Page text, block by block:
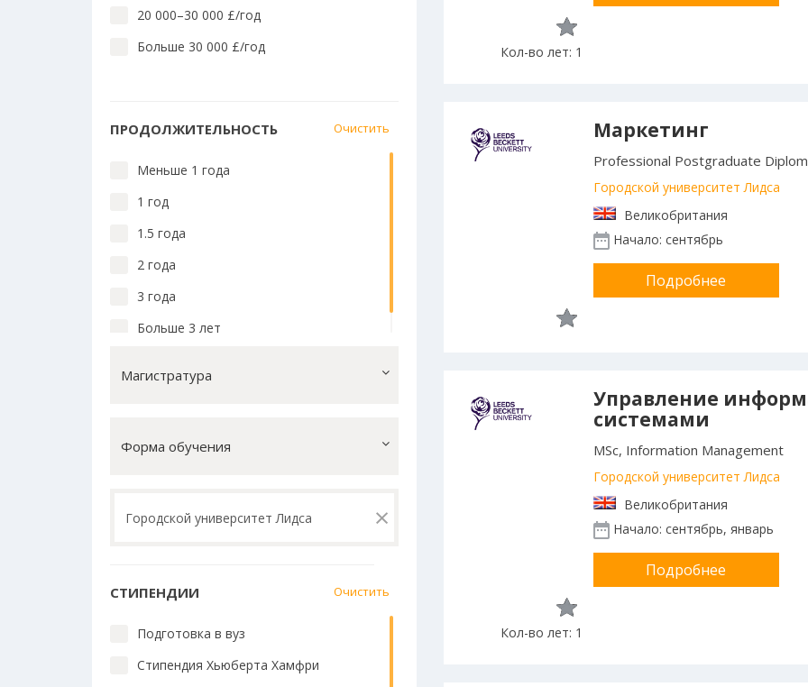
20 000–30 000 £/год
Больше 30 000 £/год
ПРОДОЛЖИТЕЛЬНОСТЬ Очистить
Меньше 1 года
1 год
1.5 года
2 года
3 года
Больше 3 лет
Магистратура
Форма обучения
×
СТИПЕНДИИ Очистить
Подготовка в вуз
Стипендия Хьюберта Хамфри
Кол-во лет: 1
Маркетинг
Professional Postgraduate
Городской университет Лидса
Великобритания
Начало: сентябрь
Подробнее
Управление
системами
MSc, Information Management
Городской университет Лидса
Великобритания
Начало: сентябрь, январь
Подробнее
Кол-во лет: 1